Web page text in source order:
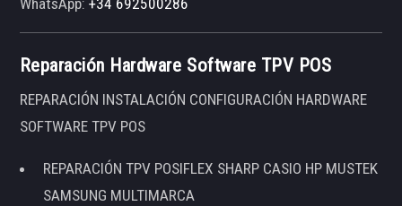
Reparación Hardware Software TPV POS
REPARACIÓN INSTALACIÓN CONFIGURACIÓN HARDWARE
SOFTWARE TPV POS
REPARACIÓN TPV POSIFLEX SHARP CASIO HP MUSTEK
SAMSUNG MULTIMARCA